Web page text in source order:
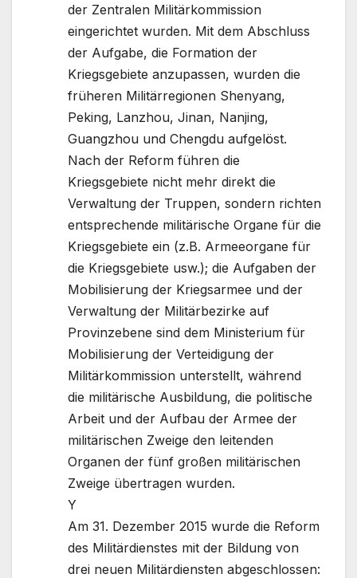
der Zentralen Militärkommission
eingerichtet wurden. Mit dem Abschluss
der Aufgabe, die Formation der
Kriegsgebiete anzupassen, wurden die
früheren Militärregionen Shenyang,
Peking, Lanzhou, Jinan, Nanjing,
Guangzhou und Chengdu aufgelöst.
Nach der Reform führen die
Kriegsgebiete nicht mehr direkt die
Verwaltung der Truppen, sondern richten
entsprechende militärische Organe für die
Kriegsgebiete ein (z.B. Armeeorgane für
die Kriegsgebiete usw.); die Aufgaben der
Mobilisierung der Kriegsarmee und der
Verwaltung der Militärbezirke auf
Provinzebene sind dem Ministerium für
Mobilisierung der Verteidigung der
Militärkommission unterstellt, während
die militärische Ausbildung, die politische
Arbeit und der Aufbau der Armee der
militärischen Zweige den leitenden
Organen der fünf großen militärischen
Zweige übertragen wurden.
Y
Am 31. Dezember 2015 wurde die Reform
des Militärdienstes mit der Bildung von
drei neuen Militärdiensten abgeschlossen: